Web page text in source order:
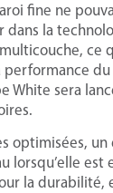
fine ne
la
ce
White sera
optimisées,
est
la